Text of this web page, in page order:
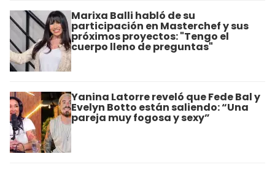
Marixa Balli habló de su
participación en Masterchef y sus
próximos proyectos: "Tengo el
cuerpo lleno de preguntas"
Yanina Latorre reveló que Fede Bal y
Evelyn Botto están saliendo: “Una
pareja muy fogosa y sexy”